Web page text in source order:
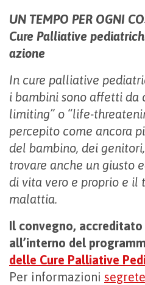
UN TEMPO PER OGNI
Cure Palliative
azione
In cure palliative
i bambini sono affetti da
limiting” o “life-
percepito come ancora
del bambino, dei
trovare anche un giusto
di vita vero e proprio e il
malattia.
Il convegno, accreditato
all’interno del
delle Cure Palliative
Per informazioni